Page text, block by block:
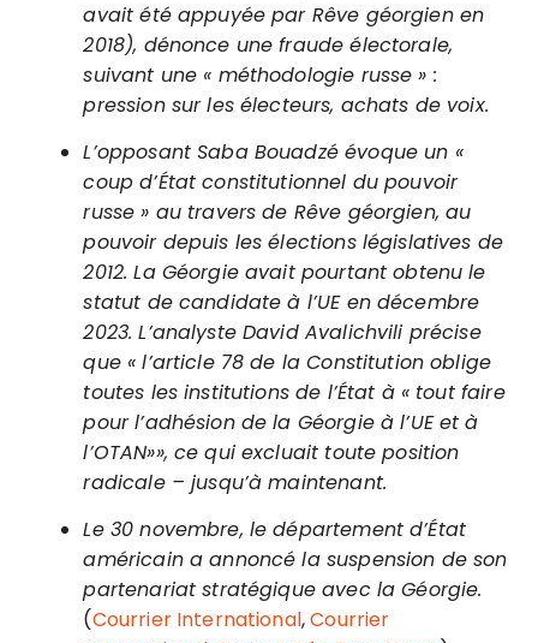
avait été appuyée par Rêve géorgien en
2018), dénonce une fraude électorale,
suivant une « méthodologie russe » :
pression sur les électeurs, achats de voix.
L’opposant Saba Bouadzé évoque un «
coup d’État constitutionnel du pouvoir
russe » au travers de Rêve géorgien, au
pouvoir depuis les élections législatives de
2012. La Géorgie avait pourtant obtenu le
statut de candidate à l’UE en décembre
2023. L’analyste David Avalichvili précise
que « l’article 78 de la Constitution oblige
toutes les institutions de l’État à « tout faire
pour l’adhésion de la Géorgie à l’UE et à
l’OTAN»», ce qui excluait toute position
radicale – jusqu’à maintenant.
Le 30 novembre, le département d’État
américain a annoncé la suspension de son
partenariat stratégique avec la Géorgie.
(Courrier International,Courrier